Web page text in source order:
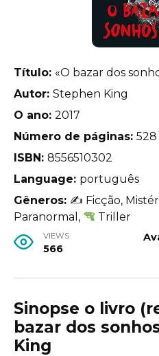
Título: «O bazar dos
Autor: Stephen King
O ano: 2017
Número de páginas: 528
ISBN: 8556510302
Language: português
Gêneros: ✍ Ficção,
Paranormal,
Triller
VIEWS
566
Sinopse o livro
bazar dos
King